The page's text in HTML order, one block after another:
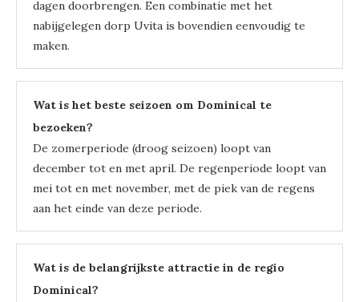
dagen doorbrengen. Een combinatie met het
nabijgelegen dorp Uvita is bovendien eenvoudig te
maken.
Wat is het beste seizoen om Dominical te
bezoeken?
De zomerperiode (droog seizoen) loopt van
december tot en met april. De regenperiode loopt van
mei tot en met november, met de piek van de regens
aan het einde van deze periode.
Wat is de belangrijkste attractie in de regio
Dominical?